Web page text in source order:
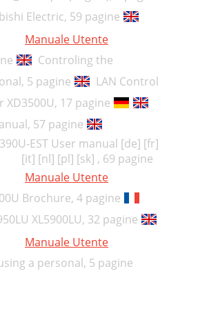
Electric, 59 pagine
Manuale Utente
Controling the
5 pagine
LAN Control
XD3500U, 17 pagine
57 pagine
EST User manual [de] [fr]
[it] [nl] [pl] [sk] , 69 pagine
Manuale Utente
Brochure, 4 pagine
XL5900LU, 32 pagine
Manuale Utente
a personal, 5 pagine